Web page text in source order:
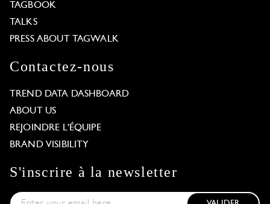
TAGBOOK
TALKS
PRESS ABOUT TAGWALK
Contactez-nous
TREND DATA DASHBOARD
ABOUT US
REJOINDRE L'ÉQUIPE
BRAND VISIBILITY
S'inscrire à la newsletter